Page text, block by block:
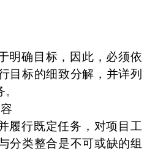
明确目标，因此，必须依
目标的细致分解，并详列
履行既定任务，对项目工
分类整合是不可或缺的组